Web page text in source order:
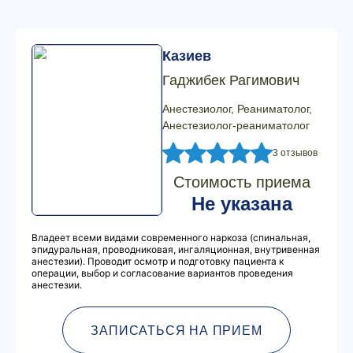
Казиев
Гаджибек Рагимович
Анестезиолог, Реаниматолог,
Анестезиолог-реаниматолог
3 отзывов
Стоимость приема
Не указана
Владеет всеми видами современного наркоза (спинальная,
эпидуральная, проводниковая, ингаляционная, внутривенная
анестезии). Проводит осмотр и подготовку пациента к
операции, выбор и согласование вариантов проведения
анестезии.
ЗАПИСАТЬСЯ НА ПРИЕМ